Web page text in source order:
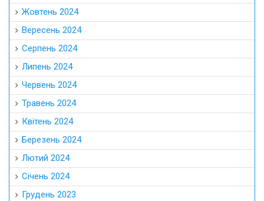
Жовтень 2024
Вересень 2024
Серпень 2024
Липень 2024
Червень 2024
Травень 2024
Квітень 2024
Березень 2024
Лютий 2024
Січень 2024
Грудень 2023